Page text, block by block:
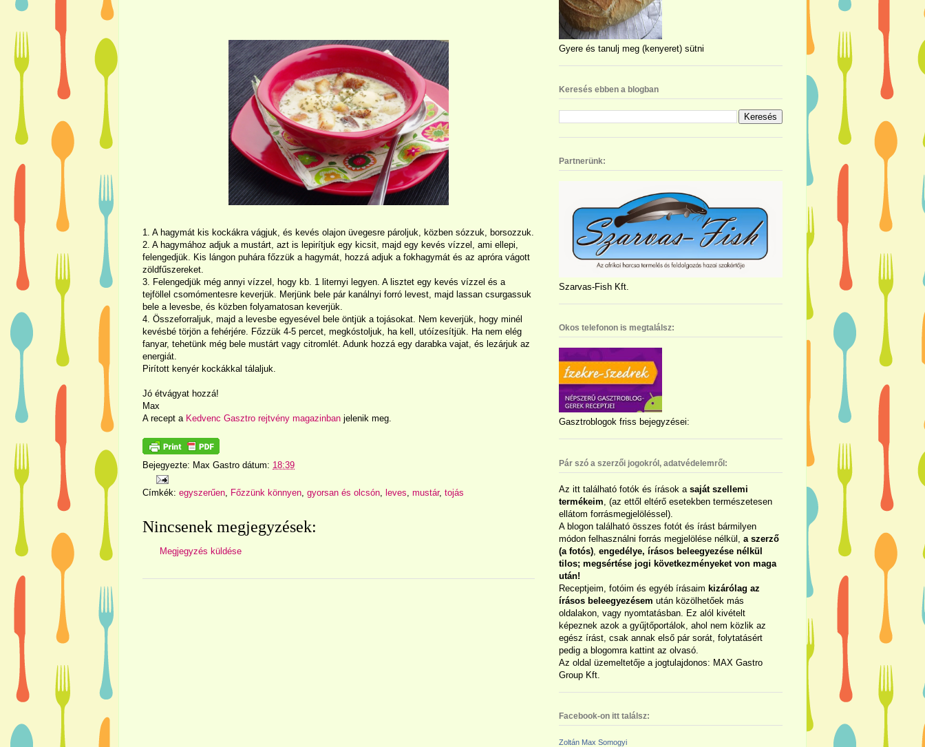
1. A hagymát kis kockákra vágjuk, és kevés olajon üvegesre pároljuk, közben sózzuk, borsozzuk.
2. A hagymához adjuk a mustárt, azt is lepirítjuk egy kicsit, majd egy kevés vízzel, ami ellepi,
felengedjük. Kis lángon puhára főzzük a hagymát, hozzá adjuk a fokhagymát és az apróra vágott
zöldfűszereket.
3. Felengedjük még annyi vízzel, hogy kb. 1 liternyi legyen. A lisztet egy kevés vízzel és a
tejföllel csomómentesre keverjük. Merjünk bele pár kanálnyi forró levest, majd lassan csurgassuk
bele a levesbe, és közben folyamatosan keverjük.
4. Összeforraljuk, majd a levesbe egyesével bele öntjük a tojásokat. Nem keverjük, hogy minél
kevésbé törjön a fehérjére. Főzzük 4-5 percet, megkóstoljuk, ha kell, utóízesítjük. Ha nem elég
fanyar, tehetünk még bele mustárt vagy citromlét. Adunk hozzá egy darabka vajat, és lezárjuk az
energiát.
Pirított kenyér kockákkal tálaljuk.
Jó étvágyat hozzá!
Max
A recept a Kedvenc Gasztro rejtvény magazinban jelenik meg.
Bejegyezte: Max Gastro dátum: 18:39
Címkék: egyszerűen, Főzzünk könnyen, gyorsan és olcsón, leves, mustár, tojás
Nincsenek megjegyzések:
Megjegyzés küldése
Gyere és tanulj meg (kenyeret) sütni
Keresés ebben a blogban
Partnerünk:
Szarvas-Fish Kft.
Okos telefonon is megtalálsz:
Gasztroblogok friss bejegyzései:
Pár szó a szerzői jogokról, adatvédelemről:
Az itt található fotók és írások a saját szellemi
termékeim , (az ettől eltérő esetekben természetesen
ellátom forrásmegjelöléssel).
A blogon található összes fotót és írást bármilyen
módon felhasználni forrás megjelölése nélkül, a szerző
(a fotós) engedélye, írásos beleegyezése nélkül
tilos; megsértése jogi következményeket von maga
után!
Receptjeim, fotóim és egyéb írásaim kizárólag az
írásos beleegyezésem után közölhetőek más
oldalakon, vagy nyomtatásban. Ez alól kivételt
képeznek azok a gyűjtőportálok, ahol nem közlik az
egész írást, csak annak első pár sorát, folytatásért
pedig a blogomra kattint az olvasó.
Az oldal üzemeltetője a jogtulajdonos: MAX Gastro
Group Kft.
Facebook-on itt találsz:
Zoltán Max Somogyi